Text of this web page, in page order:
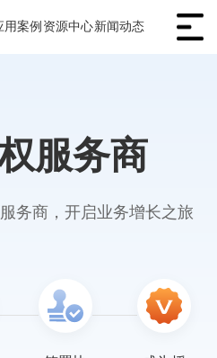
用案例 资源中心新闻动态
服务商
务商，开启业务增长之旅